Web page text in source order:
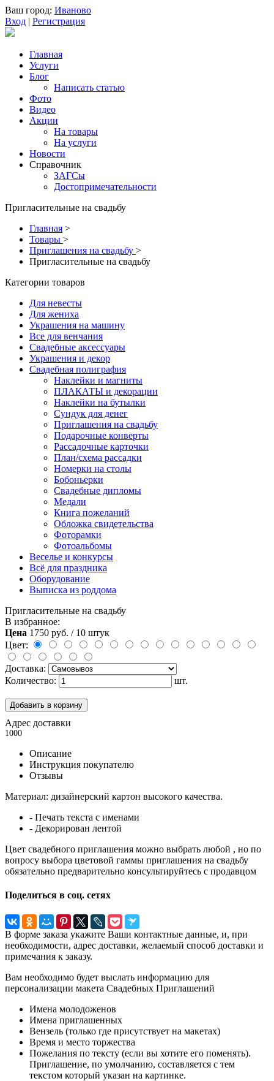
Ваш город: Иваново
Вход | Регистрация
Главная
Услуги
Блог
Написать статью
Фото
Видео
Акции
На товары
На услуги
Новости
Справочник
ЗАГСы
Достопримечательности
Пригласительные на свадьбу
Главная >
Товары >
Приглашения на свадьбу >
Пригласительные на свадьбу
Категории товаров
Для невесты
Для жениха
Украшения на машину
Все для венчания
Свадебные аксессуары
Украшения и декор
Свадебная полиграфия
Наклейки и магниты
ПЛАКАТЫ и декорации
Наклейки на бутылки
Сундук для денег
Приглашения на свадьбу
Подарочные конверты
Рассадочные карточки
План/схема рассадки
Номерки на столы
Бобоньерки
Свадебные дипломы
Медали
Книга пожеланий
Обложка свидетельства
Фоторамки
Фотоальбомы
Веселье и конкурсы
Всё для праздника
Оборудование
Выписка из роддома
Пригласительные на свадьбу
В избранное:
Цена 1750 руб. / 10 штук
Цвет:
Доставка:
Количество:
шт.
Добавить в корзину
Адрес доставки
1000
Описание
Инструкция покупателю
Отзывы
Материал: дизайнерский картон высокого качества.
- Печать текста с именами
- Декорирован лентой
Цвет свадебного приглашения можно выбрать любой , но по
вопросу выбора цветовой гаммы приглашения на свадьбу
обязательно предварительно консультируйтесь с продавцом
Поделиться в соц. сетях
В форме заказа укажите Ваши контактные данные, и, при
необходимости, адрес доставки, желаемый способ доставки и
примечания к заказу.
Вам необходимо будет выслать информацию для
персонализации макета Свадебных Приглашений
Имена молодоженов
Имена приглашенных
Вензель (только где присутствует на макетах)
Время и место торжества
Пожелания по тексту (если вы хотите его поменять).
Приглашение, по умолчанию, составляется с тем
текстом который указан на картинке.